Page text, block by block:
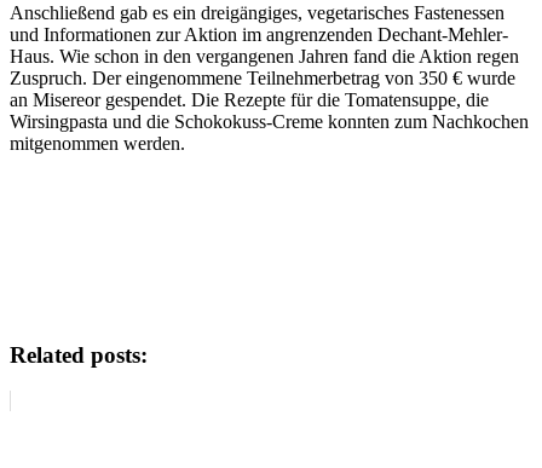
Anschließend gab es ein dreigängiges, vegetarisches Fastenessen
und Informationen zur Aktion im angrenzenden Dechant-Mehler-
Haus. Wie schon in den vergangenen Jahren fand die Aktion regen
Zuspruch. Der eingenommene Teilnehmerbetrag von 350 € wurde
an Misereor gespendet. Die Rezepte für die Tomatensuppe, die
Wirsingpasta und die Schokokuss-Creme konnten zum Nachkochen
mitgenommen werden.
Related posts: